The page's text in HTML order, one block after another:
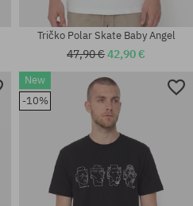
Dostupné veľkosti:
M; L; XL
Tričko Polar Skate Baby Angel
47,90 €42,90 €
New
-10%